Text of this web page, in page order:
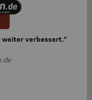
weiter verbessert.“